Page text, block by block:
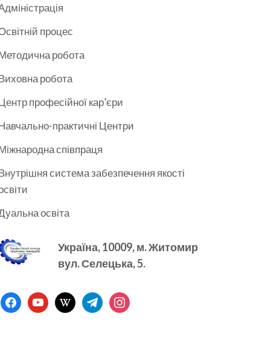
процес
робота
робота
професійної кар’єри
практичні Центри
співпраця
система забезпечення якості
освіта
Україна, 10009, м.Житомир
вул. Селецька, 5.
facebookyoutubewikipediatelegraminstagram